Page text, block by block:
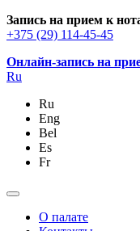
Запись на прием к
+375 (29) 114-45-45
Онлайн-запись на
Ru
Ru
Eng
Bel
Es
Fr
О палате